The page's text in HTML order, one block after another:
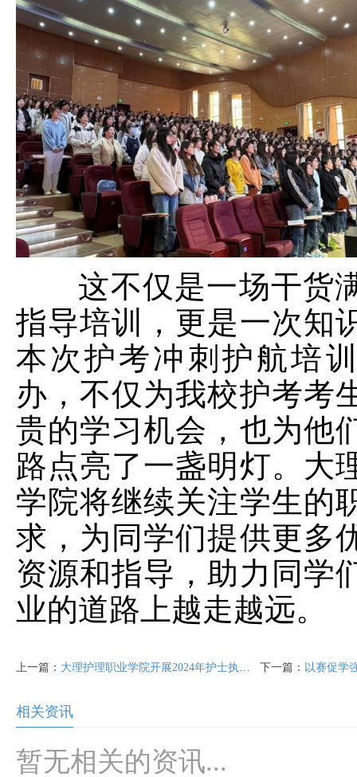
这不仅是一场干货
指导培训，更是一次知
本次护考冲刺护航培
办，不仅为我校护考考
贵的学习机会，也为他
路点亮了一盏明灯。大
学院将继续关注学生的
求，为同学们提供更多
资源和指导，助力同学
业的道路上越走越远。
上一篇： 大理护理职业学院开展2024年护士执业资格、专升本考试培训 下一篇： 以赛促学强技能 匠心筑梦
相关资讯
暂无相关的资讯...